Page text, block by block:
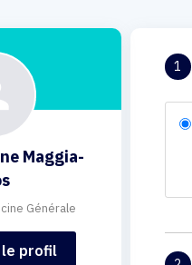
Maggia-
Générale
le profil
1